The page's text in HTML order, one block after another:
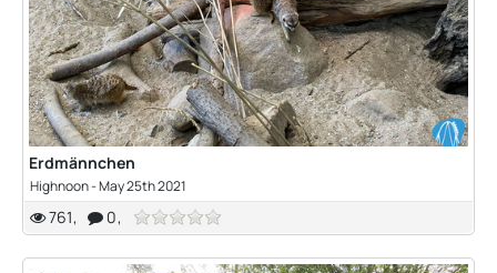
Erdmännchen
Highnoon-May 25th 2021
761 0